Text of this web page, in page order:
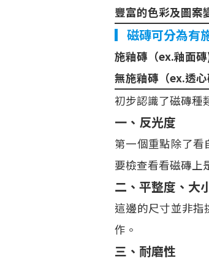
豐富的色彩及圖案
▎磁磚可分為有
施釉磚（ex.釉面磚
無施釉磚（ex.透心
初步認識了磁磚種
一、反光度
第一個重點除了
要檢查看看磁磚上
二、平整度、大
這邊的尺寸並非
作。
三、耐磨性